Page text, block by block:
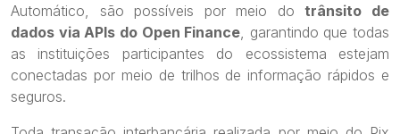
Automático, são possíveis por meio dotrânsito de
dados via APIs do Open Finance, garantindo que todas
as instituições participantes do ecossistema estejam
conectadas por meio de trilhos de informação rápidos e
seguros.